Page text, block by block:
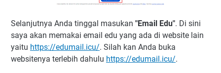
Selanjutnya Anda tinggal masukan "Email Edu". Di sini
saya akan memakai email edu yang ada di website lain
yaitu https://edumail.icu/. Silah kan Anda buka
websitenya terlebih dahulu https://edumail.icu/.